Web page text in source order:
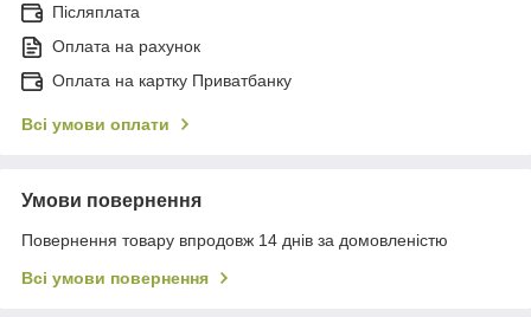
Післяплата
Оплата на рахунок
Оплата на картку Приватбанку
Всі умови оплати
Умови повернення
Повернення товару впродовж 14 днів за домовленістю
Всі умови повернення